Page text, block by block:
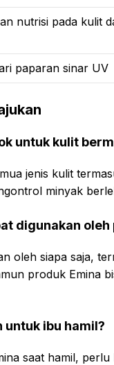
nutrisi pada kulit
paparan sinar UV
untuk kulit
jenis kulit
minyak
digunakan oleh
oleh siapa saja,
produk Emina
untuk ibu hamil?
saat hamil,